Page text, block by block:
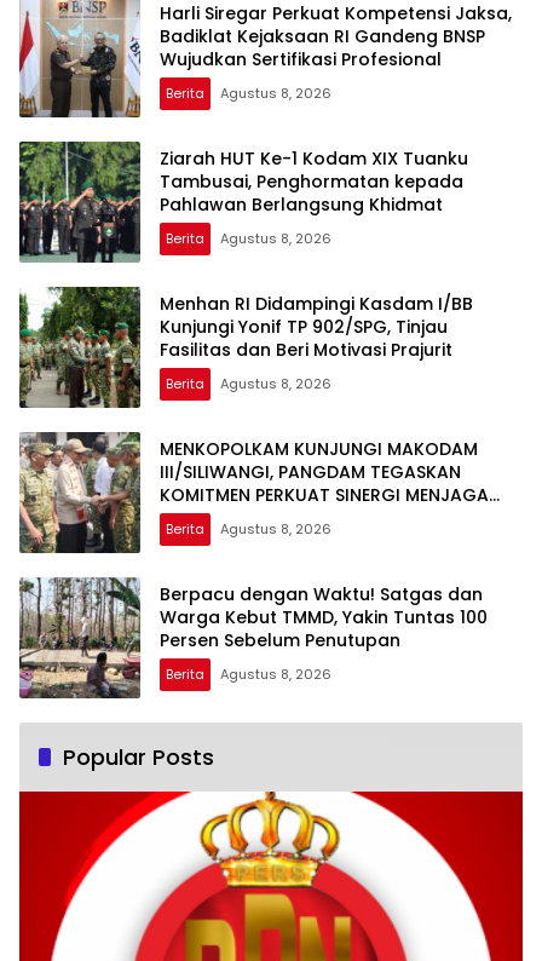
Harli Siregar Perkuat Kompetensi Jaksa,
Badiklat Kejaksaan RI Gandeng BNSP
Wujudkan Sertifikasi Profesional
Berita Agustus 8, 2026
Ziarah HUT Ke-1 Kodam XIX Tuanku
Tambusai, Penghormatan kepada
Pahlawan Berlangsung Khidmat
Berita Agustus 8, 2026
Menhan RI Didampingi Kasdam I/BB
Kunjungi Yonif TP 902/SPG, Tinjau
Fasilitas dan Beri Motivasi Prajurit
Berita Agustus 8, 2026
MENKOPOLKAM KUNJUNGI MAKODAM
III/SILIWANGI, PANGDAM TEGASKAN
KOMITMEN PERKUAT SINERGI MENJAGA
STABILITAS NASIONAL
Berita Agustus 8, 2026
Berpacu dengan Waktu! Satgas dan
Warga Kebut TMMD, Yakin Tuntas 100
Persen Sebelum Penutupan
Berita Agustus 8, 2026
Popular Posts